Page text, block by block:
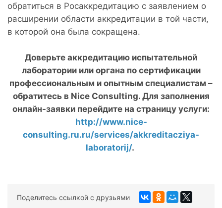
обратиться в Росаккредитацию с заявлением о
расширении области аккредитации в той части,
в которой она была сокращена.
Доверьте аккредитацию испытательной
лаборатории или органа по сертификации
профессиональным и опытным специалистам –
обратитесь в Nice Consulting. Для заполнения
онлайн-заявки перейдите на страницу услуги:
http://www.nice-
consulting.ru.ru/services/akkreditacziya-
laboratorij/.
Поделитесь ссылкой с друзьями